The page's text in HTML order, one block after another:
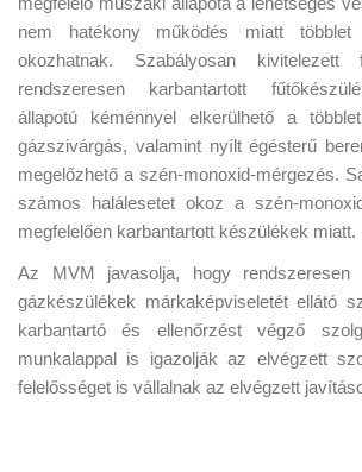
megfelelő műszaki állapota a lehetséges
nem hatékony működés miatt többlet
okozhatnak. Szabályosan kivitelezett
rendszeresen karbantartott
állapotú kéménnyel elkerülhető a
gázszivárgás, valamint nyílt égésterű
megelőzhető a szén-monoxid-mérgezés.
számos halálesetet okoz a szén-
megfelelően karbantartott készülékek miatt.
Az MVM javasolja, hogy
gázkészülékek márkaképviseletét ellátó
karbantartó és ellenőrzést végző
munkalappal is igazolják az elvégzett
felelősséget is vállalnak az elvégzett